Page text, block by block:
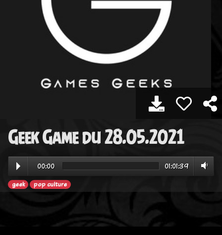
Geek Game du 28.05.2021
00:00 01:01:39
geek pop culture